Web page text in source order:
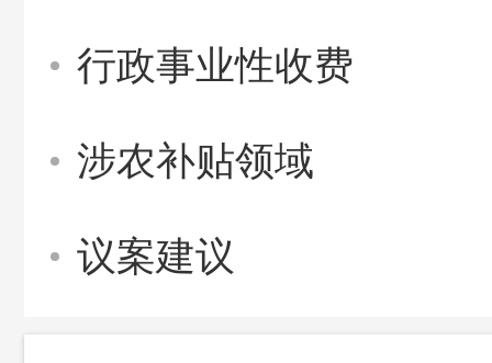
行政事业性收费
涉农补贴领域
议案建议